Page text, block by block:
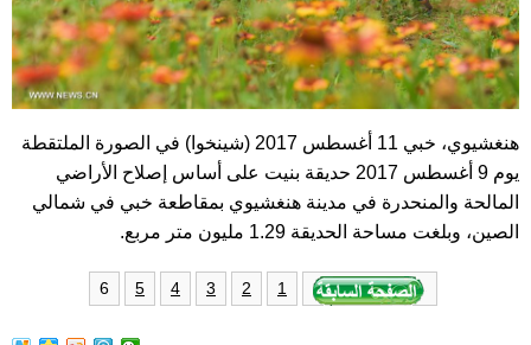
هنغشيوي، خبي 11 أغسطس 2017 (شينخوا) في الصورة الملتقطة
يوم 9 أغسطس 2017 حديقة بنيت على أساس إصلاح الأراضي
المالحة والمنحدرة في مدينة هنغشيوي بمقاطعة خبي في شمالي
الصين، وبلغت مساحة الحديقة 1.29 مليون متر مربع.
1
2
3
4
5
6